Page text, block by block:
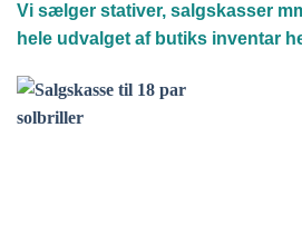
Vi sælger stativer, salgskasser
hele udvalget af butiks inventar